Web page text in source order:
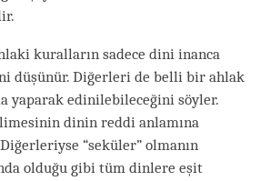
kuralların sadece dini inanca
düşünür. Diğerleri de belli bir ahlak
yaparak edinilebileceğini söyler.
dinin reddi anlamına
“seküler” olmanın
olduğu gibi tüm dinlere eşit